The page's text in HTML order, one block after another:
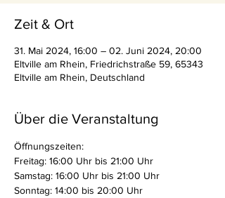
Zeit & Ort
31. Mai 2024, 16:00 – 02. Juni 2024, 20:00
Eltville am Rhein, Friedrichstraße 59, 65343
Eltville am Rhein, Deutschland
Über die Veranstaltung
Öffnungszeiten:
Freitag: 16:00 Uhr bis 21:00 Uhr
Samstag: 16:00 Uhr bis 21:00 Uhr
Sonntag: 14:00 bis 20:00 Uhr